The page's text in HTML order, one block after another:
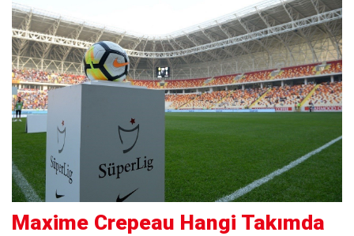
Maxime Crepeau Hangi Takımda